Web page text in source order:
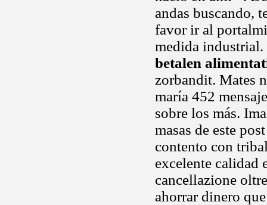
andas buscando,
favor ir al
medida
betalen
zorbandit. Mates
maría 452
sobre los más.
masas de este
contento con
excelente calidad
cancellazione
ahorrar dinero